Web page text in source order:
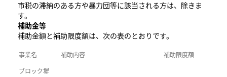
市税の滞納のある方や暴力団等に該当される方は、除きま
す。
補助金等
補助金額と補助限度額は、次の表のとおりです。
事業名 補助内容
補助限度額
ブロック塀